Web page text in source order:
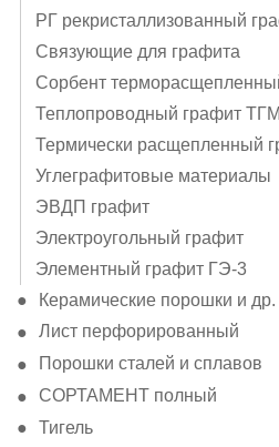
РГ рекристаллизованный
Связующие для графита
Сорбент
Теплопроводный графит ТГМ
Термически расщепленный
Углеграфитовые материалы
ЭВДП графит
Электроугольный графит
Элементный графит ГЭ-3
Керамические порошки и др.
Лист перфорированный
Порошки сталей и сплавов
СОРТАМЕНТ полный
Тигель